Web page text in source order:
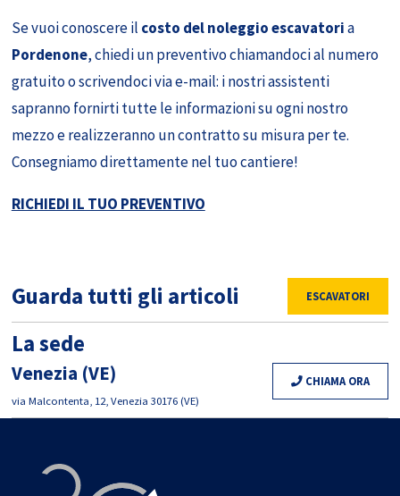
Se vuoi conoscere il costo del noleggio escavatoria
Pordenone, chiedi un preventivo chiamandoci al numero
gratuito o scrivendoci via e-mail: i nostri assistenti
sapranno fornirti tutte le informazioni su ogni nostro
mezzo e realizzeranno un contratto su misura per te.
Consegniamo direttamente nel tuo cantiere!
RICHIEDI IL TUO PREVENTIVO
Guarda tutti gli articoli ESCAVATORI
La sede
Venezia (VE)
via Malcontenta, 12, Venezia 30176 (VE)
CHIAMA ORA